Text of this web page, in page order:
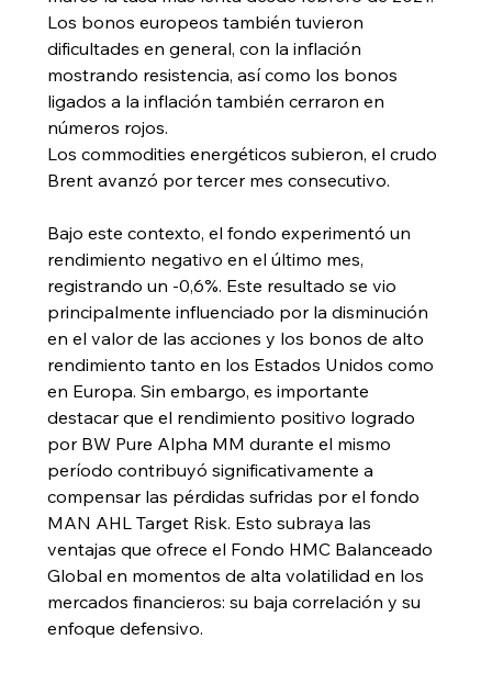
Los bonos europeos también tuvieron
dificultades en general, con la inflación
mostrando resistencia, así como los bonos
ligados a la inflación también cerraron en
números rojos.
Los commodities energéticos subieron, el crudo
Brent avanzó por tercer mes consecutivo.
Bajo este contexto, el fondo experimentó un
rendimiento negativo en el último mes,
registrando un -0,6%. Este resultado se vio
principalmente influenciado por la disminución
en el valor de las acciones y los bonos de alto
rendimiento tanto en los Estados Unidos como
en Europa. Sin embargo, es importante
destacar que el rendimiento positivo logrado
por BW Pure Alpha MM durante el mismo
período contribuyó significativamente a
compensar las pérdidas sufridas por el fondo
MAN AHL Target Risk. Esto subraya las
ventajas que ofrece el Fondo HMC Balanceado
Global en momentos de alta volatilidad en los
mercados financieros: su baja correlación y su
enfoque defensivo.